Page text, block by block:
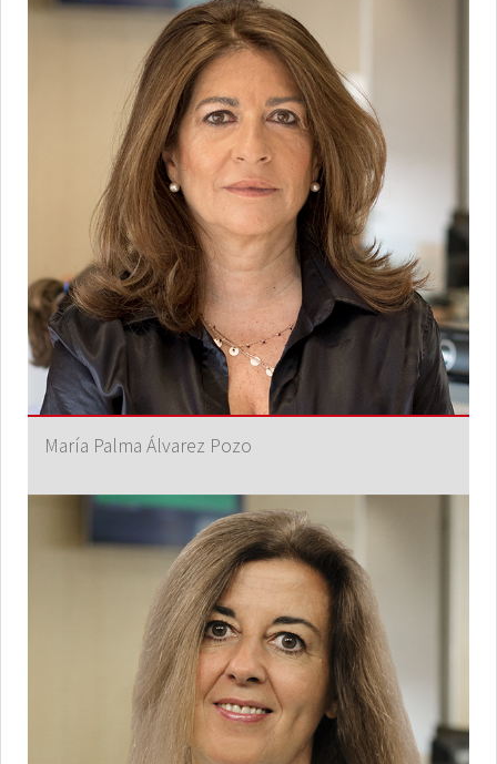
María Palma Álvarez Pozo